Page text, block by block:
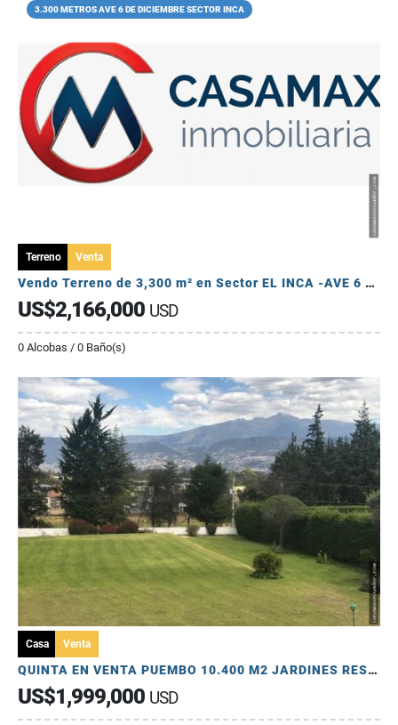
3.300 METROS AVE 6 DE DICIEMBRE SECTOR INCA
Terreno Venta
Vendo Terreno de 3,300 m² en Sector EL INCA -AVE 6 DE DICIEMBRE
US$2,166,000 USD
0 Alcobas / 0 Baño(s)
Casa Venta
QUINTA EN VENTA PUEMBO 10.400 M2 JARDINES RESERVORIO EXCELENTE SECTOR
US$1,999,000 USD